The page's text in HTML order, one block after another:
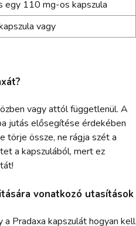
egy 110 mg-os kapszula
vagy
vagy attól függetlenül. A
jutás elősegítése érdekében
törje össze, ne rágja szét a
a kapszulából, mert ez
vonatkozó utasítások
Pradaxa kapszulát hogyan kell